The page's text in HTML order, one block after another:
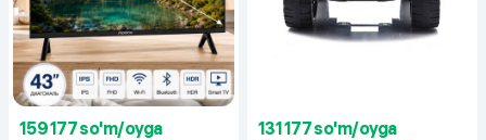
159 177 so'm/oyga 131 177 so'm/oyga